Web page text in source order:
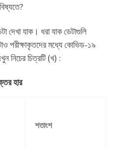
দেখা যাক। ধরা যাক ডেটাগুলি
পরীক্ষাকৃতদের মধ্যে কোভিড-১৯
নিচের চিত্রটি (খ) :
হার
শতাংশ